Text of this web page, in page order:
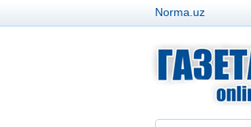
Norma.uz